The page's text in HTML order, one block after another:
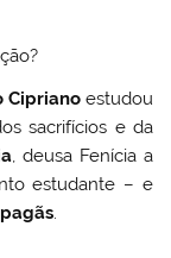
Ciprianoestudou
sacrifícios e da
, deusa Fenícia a
estudante – e
.